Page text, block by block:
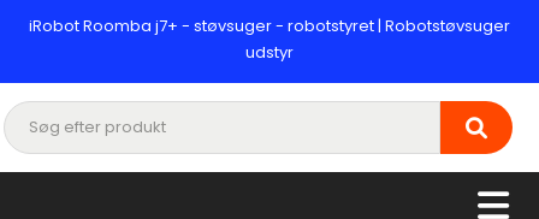
iRobot Roomba j7+ - støvsuger - robotstyret | Robotstøvsuger
udstyr